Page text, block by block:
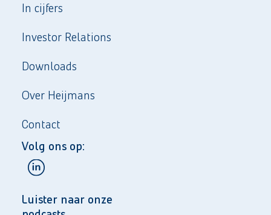
In cijfers
Investor Relations
Downloads
Over Heijmans
Contact
Volg ons op:
Luister naar onze